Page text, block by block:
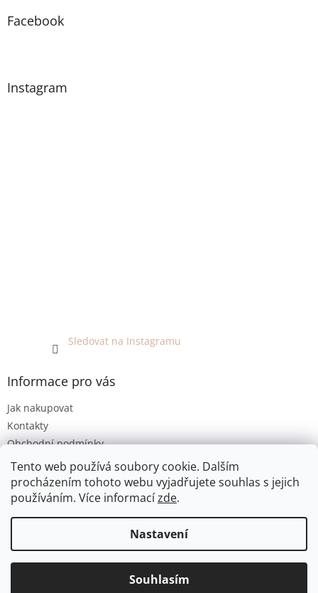
Tento web používá soubory cookie. Dalším
procházením tohoto webu vyjadřujete souhlas s jejich
používáním. Více informacízde.
Nastavení
Souhlasím
Jsme bezobalový prodej v Olomouci. E-shop umožňuje pouze
Facebook
Instagram
Sledovat na Instagramu
Informace pro vás
Jak nakupovat
Kontakty
Obchodní podmínky
Podmínky ochrany osobních údajů
Copyright 2026EKO KOUTEK. Všechna práva vyhrazena.
Upravit nastavení cookies